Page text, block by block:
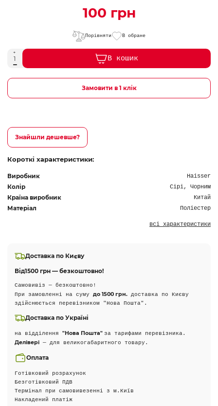
100 грн
Порівняти В обране
В кошик
Замовити в 1 клік
Знайшли дешевше?
Короткі характеристики:
Виробник Haisser
Колір Сірі, Чорним
Країна виробник Китай
Матеріал Поліестер
всі характеристики
Доставка по Києву
Від1500 грн — безкоштовно!
Самовивіз — безкоштовно!
При замовленні на суму до 1500 грн. доставка по Києву
здійснюється перевізником "Нова Пошта".
Доставка по Україні
на відділення "Нова Пошта" за тарифами перевізника.
Делівері — для великогабаритного товару.
Оплата
Готівковий розрахунок
Безготівковий ПДВ
Термінал при самовивезенні з м.Київ
Накладений платіж